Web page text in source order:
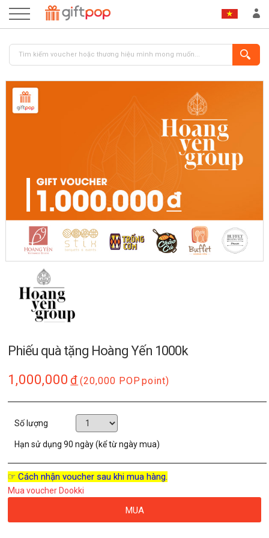
ĐĂNG KÝ
Phiếu quà tặng Hoàng Yến 1000k
1,000,000 đ (20,000 POP point)
Số lượng
Hạn sử dụng90 ngày (kể từ ngày mua)
☞ Cách nhận voucher sau khi mua hàng.
Mua voucher Dookki
MUA